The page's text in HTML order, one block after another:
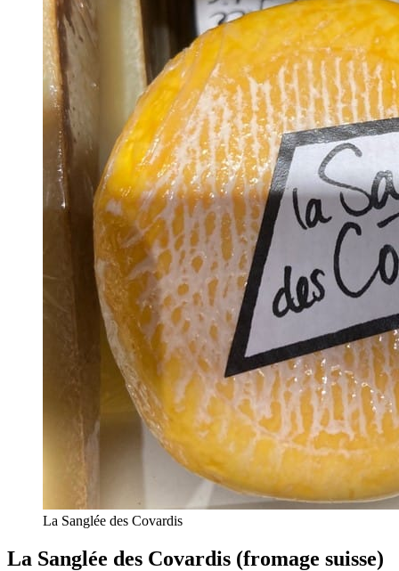
La Sanglée des Covardis
La Sanglée des Covardis (fromage suisse)